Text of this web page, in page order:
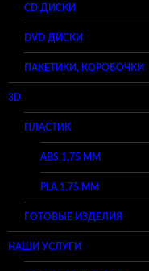
CD ДИСКИ
DVD ДИСКИ
ПАКЕТИКИ, КОРОБОЧКИ
3D
ПЛАСТИК
ABS 1,75 ММ
PLA 1,75 ММ
ГОТОВЫЕ ИЗДЕЛИЯ
НАШИ УСЛУГИ